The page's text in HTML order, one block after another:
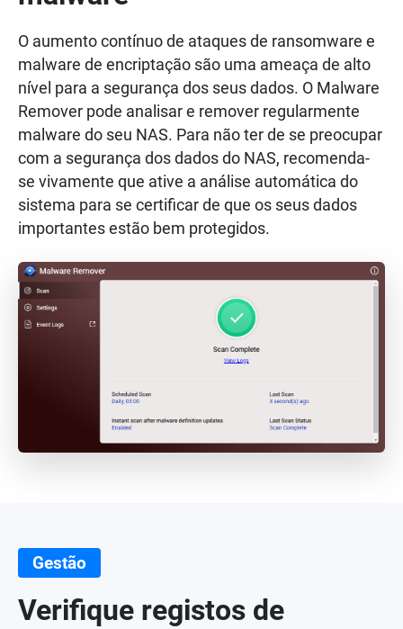
O aumento contínuo de ataques de ransomware e
malware de encriptação são uma ameaça de alto
nível para a segurança dos seus dados. O Malware
Remover pode analisar e remover regularmente
malware do seu NAS. Para não ter de se preocupar
com a segurança dos dados do NAS, recomenda-
se vivamente que ative a análise automática do
sistema para se certificar de que os seus dados
importantes estão bem protegidos.
Gestão
Verifique registos de